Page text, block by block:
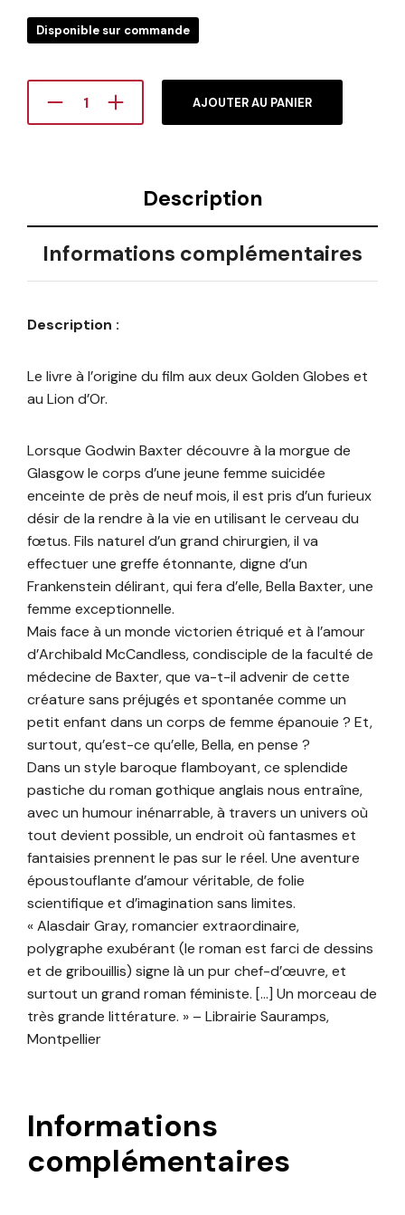
Disponible sur commande
AJOUTER AU PANIER
Description
Informations complémentaires
Description :
Le livre à l’origine du film aux deux Golden Globes et
au Lion d’Or.
Lorsque Godwin Baxter découvre à la morgue de
Glasgow le corps d’une jeune femme suicidée
enceinte de près de neuf mois, il est pris d’un furieux
désir de la rendre à la vie en utili­sant le cerveau du
fœtus. Fils naturel d’un grand chirurgien, il va
effectuer une greffe étonnante, digne d’un
Frankenstein déli­rant, qui fera d’elle, Bella Baxter, une
femme exceptionnelle.
Mais face à un monde victorien étriqué et à l’amour
d’Archibald McCandless, condisciple de la faculté de
médecine de Baxter, que va-t-il advenir de cette
créature sans préjugés et spontanée comme un
petit enfant dans un corps de femme épanouie ? Et,
surtout, qu’est-ce qu’elle, Bella, en pense ?
Dans un style baroque flamboyant, ce splendide
pastiche du roman gothique anglais nous entraîne,
avec un humour inénar­rable, à travers un univers où
tout devient possible, un endroit où fantasmes et
fantaisies prennent le pas sur le réel. Une aven­ture
époustouflante d’amour véritable, de folie
scientifique et d’imagination sans limites.
« Alasdair Gray, romancier extraordinaire,
polygraphe exubérant (le roman est farci de dessins
et de gribouillis) signe là un pur chef-d’œuvre, et
surtout un grand roman féministe. […] Un morceau de
très grande littérature. » – Librairie Sauramps,
Montpellier
Informations
complémentaires